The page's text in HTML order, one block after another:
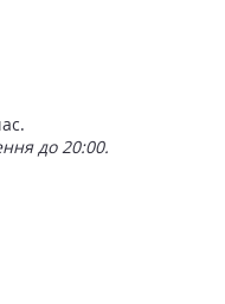
до 20:00.